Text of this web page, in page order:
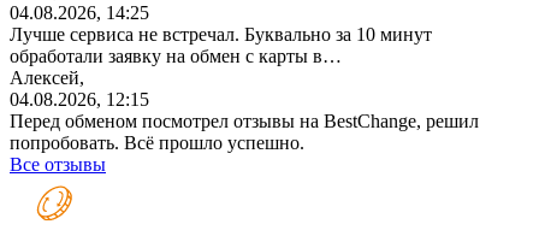
04.08.2026, 14:25
Лучше сервиса не встречал. Буквально за 10 минут
обработали заявку на обмен с карты в…
Алексей,
04.08.2026, 12:15
Перед обменом посмотрел отзывы на BestChange, решил
попробовать. Всё прошло успешно.
Все отзывы